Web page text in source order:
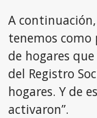
A
tenemos como
de hogares
del Registro
hogares. Y de
activaron”.